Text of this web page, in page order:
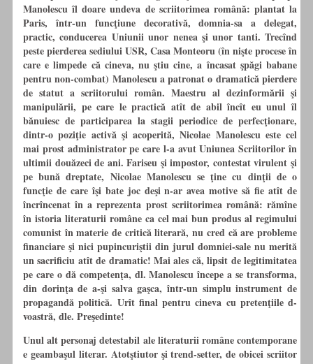
Manolescu îl doare undeva de scriitorimea română: plantat la
Paris, într-un funcţiune decorativă, domnia-sa a delegat,
practic, conducerea Uniunii unor nenea şi unor tanti. Trecînd
peste pierderea sediului USR, Casa Monteoru (în nişte procese în
care e limpede că cineva, nu ştiu cine, a încasat şpăgi babane
pentru non-combat) Manolescu a patronat o dramatică pierdere
de statut a scriitorului român. Maestru al dezinformării şi
manipulării, pe care le practică atît de abil încît eu unul îl
bănuiesc de participarea la stagii periodice de perfecţionare,
dintr-o poziţie activă şi acoperită, Nicolae Manolescu este cel
mai prost administrator pe care l-a avut Uniunea Scriitorilor în
ultimii douăzeci de ani. Fariseu şi impostor, contestat virulent şi
pe bună dreptate, Nicolae Manolescu se ţine cu dinţii de o
funcţie de care îşi bate joc deşi n-ar avea motive să fie atît de
încrîncenat în a reprezenta prost scriitorimea română: rămîne
în istoria literaturii române ca cel mai bun produs al regimului
comunist în materie de critică literară, nu cred că are probleme
financiare şi nici pupincuriştii din jurul domniei-sale nu merită
un sacrificiu atît de dramatic! Mai ales că, lipsit de legitimitatea
pe care o dă competenţa, dl. Manolescu începe a se transforma,
din dorinţa de a-şi salva gaşca, într-un simplu instrument de
propagandă politică. Urît final pentru cineva cu pretenţiile d-
voastră, dle. Preşedinte!
Unul alt personaj detestabil ale literaturii române contemporane
e geambaşul literar. Atotştiutor şi trend-setter, de obicei scriitor